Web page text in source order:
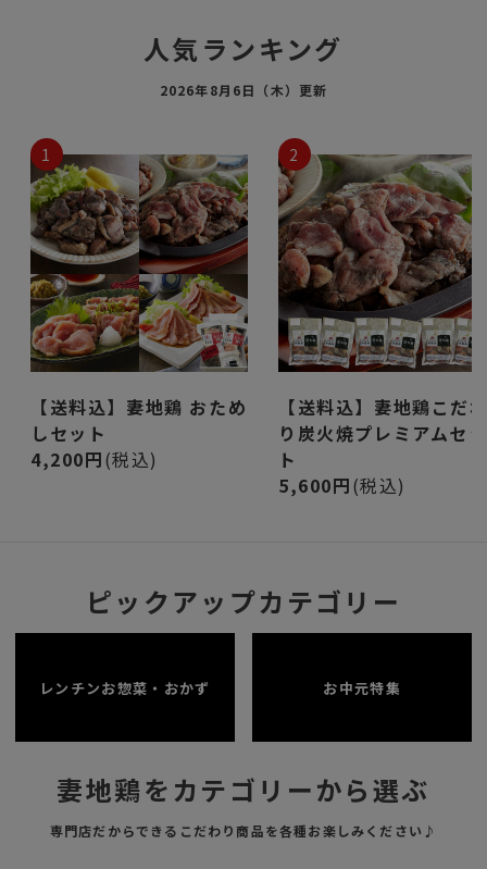
人気ランキング
2026年8月6日（木）更新
1
【送料込】妻地鶏 おため
しセット
4,200円(税込)
2
【送料込】妻地鶏こだ
り炭火焼プレミアムセッ
ト
5,600円(税込)
ピックアップカテゴリー
レンチンお惣菜・おかず お中元特集
妻地鶏をカテゴリーから選ぶ
専門店だからできるこだわり商品を各種お楽しみください♪